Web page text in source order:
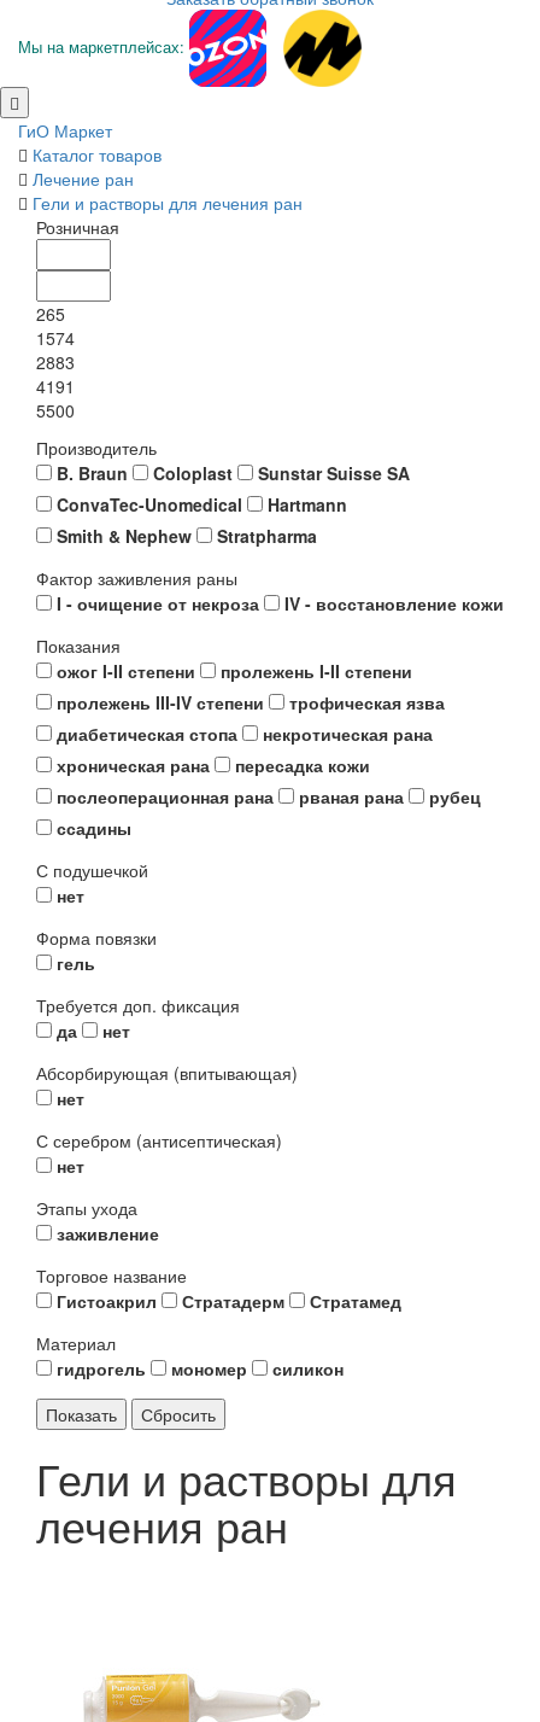
Мы на маркетплейсах:
ГиО Маркет
Каталог товаров
Лечение ран
Гели и растворы для лечения ран
Розничная
265
1574
2883
4191
5500
Производитель
B. Braun
Coloplast
Sunstar Suisse SA
ConvaTec-Unomedical
Hartmann
Smith & Nephew
Stratpharma
Фактор заживления раны
I - очищение от некроза
IV - восстановление кожи
Показания
ожог I-II степени
пролежень I-II степени
пролежень III-IV степени
трофическая язва
диабетическая стопа
некротическая рана
хроническая рана
пересадка кожи
послеоперационная рана
рваная рана
рубец
ссадины
С подушечкой
нет
Форма повязки
гель
Требуется доп. фиксация
да
нет
Абсорбирующая (впитывающая)
нет
С серебром (антисептическая)
нет
Этапы ухода
заживление
Торговое название
Гистоакрил
Стратадерм
Стратамед
Материал
гидрогель
мономер силикон
Гели и растворы для
лечения ран